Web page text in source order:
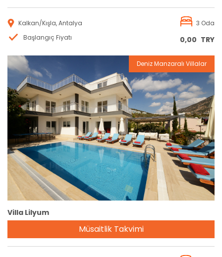
Kalkan/Kışla, Antalya
3 Oda
Başlangıç Fiyatı
0,00 TRY
Rezervasyon
Deniz Manzaralı Villalar
Villa Lilyum
Müsaitlik Takvimi